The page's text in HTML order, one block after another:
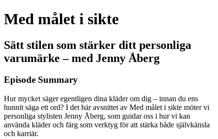
Med målet i sikte
Sätt stilen som stärker ditt personliga
varumärke – med Jenny Åberg
Episode Summary
Hur mycket säger egentligen dina kläder om dig – innan du ens
hunnit säga ett ord? I det här avsnittet av Med målet i sikte möter vi
personliga stylisten Jenny Åberg, som guidar oss i hur vi kan
använda kläder och färg som verktyg för att stärka både självkänsla
och karriär.